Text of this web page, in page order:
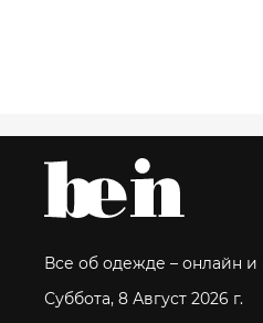
Все об одежде – онлайн и
Суббота, 8 Август 2026 г.